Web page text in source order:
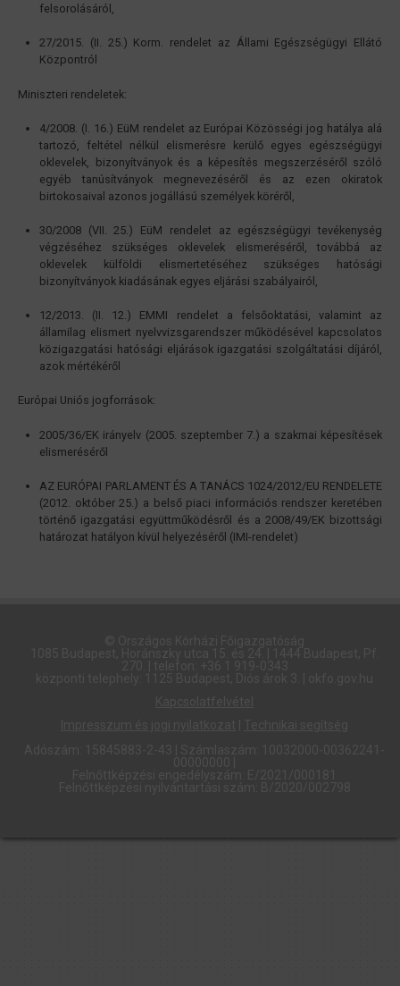
felsorolásáról,
27/2015. (II. 25.) Korm. rendelet az Állami Egészségügyi Ellátó
Központról
Miniszteri rendeletek:
4/2008. (I. 16.) EüM rendelet az Európai Közösségi jog hatálya alá
tartozó, feltétel nélkül elismerésre kerülő egyes egészségügyi
oklevelek, bizonyítványok és a képesítés megszerzéséről szóló
egyéb tanúsítványok megnevezéséről és az ezen okiratok
birtokosaival azonos jogállású személyek köréről,
30/2008 (VII. 25.) EüM rendelet az egészségügyi tevékenység
végzéséhez szükséges oklevelek elismeréséről, továbbá az
oklevelek külföldi elismertetéséhez szükséges hatósági
bizonyítványok kiadásának egyes eljárási szabályairól,
12/2013. (II. 12.) EMMI rendelet a felsőoktatási, valamint az
államilag elismert nyelvvizsgarendszer működésével kapcsolatos
közigazgatási hatósági eljárások igazgatási szolgáltatási díjáról,
azok mértékéről
Európai Uniós jogforrások:
2005/36/EK irányelv (2005. szeptember 7.) a szakmai képesítések
elismeréséről
AZ EURÓPAI PARLAMENT ÉS A TANÁCS 1024/2012/EU RENDELETE
(2012. október 25.) a belső piaci információs rendszer keretében
történő igazgatási együttműködésről és a 2008/49/EK bizottsági
határozat hatályon kívül helyezéséről (IMI-rendelet)